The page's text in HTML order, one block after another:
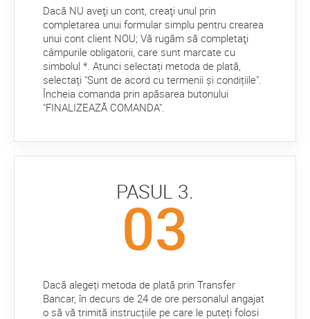
Dacă NU aveţi un cont, creaţi unul prin
completarea unui formular simplu pentru crearea
unui cont client NOU; Vă rugăm să completaţi
câmpurile obligatorii, care sunt marcate cu
simbolul *. Atunci selectați metoda de plată,
selectați "Sunt de acord cu termenii și condițiile".
Încheia comanda prin apăsarea butonului
"FINALIZEAZĂ COMANDA".
PASUL 3.
Dacă alegeți metoda de plată prin Transfer
Bancar, în decurs de 24 de ore personalul angajat
o să vă trimită instrucțiile pe care le puteți folosi